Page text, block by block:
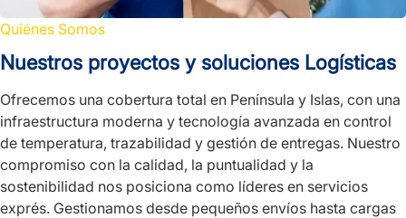
Quiénes Somos
Nuestros proyectos y soluciones Logísticas
Ofrecemos una cobertura total en Península y Islas, con una
infraestructura moderna y tecnología avanzada en control
de temperatura, trazabilidad y gestión de entregas. Nuestro
compromiso con la calidad, la puntualidad y la
sostenibilidad nos posiciona como líderes en servicios
exprés. Gestionamos desde pequeños envíos hasta cargas